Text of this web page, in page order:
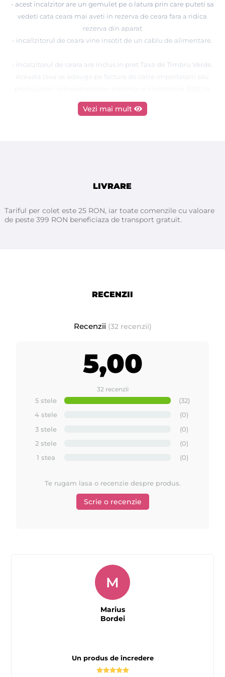
- acest incalzitor are un gemulet pe o latura prin care puteti sa
vedeti cata ceara mai aveti in rezerva de ceara fara a ridica
rezerva din aparat
- incallzitorul de ceara vine insotit de un cablu de alimentare.
- incalzitorul de ceara are inclus in pret Taxa de Timbru Verde.
Aceasta taxa se adauga pe factura de catre importatorii sau
trebuie evidentiata separat ca si pozitie pe factura. Taxa ajunge
la stat pentru a putea gestiona colectarea deseurilor de
Vezi mai mult
LIVRARE
Tariful per colet este 25 RON, iar toate comenzile cu valoare
de peste 399 RON beneficiaza de transport gratuit.
RECENZII
Recenzii (32 recenzii)
5,00
32 recenzii
5 stele
(32)
4 stele
(0)
3 stele
(0)
2 stele
(0)
1 stea
(0)
Te rugam lasa o recenzie despre produs.
Scrie o recenzie
Un produs de încredere
M
Marius
Bordei